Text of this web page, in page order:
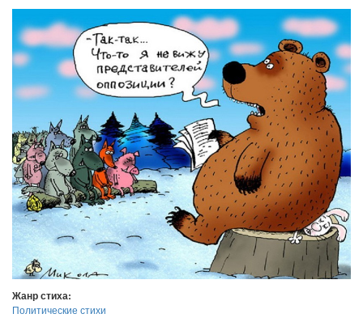
Жанр стиха:
Политические стихи